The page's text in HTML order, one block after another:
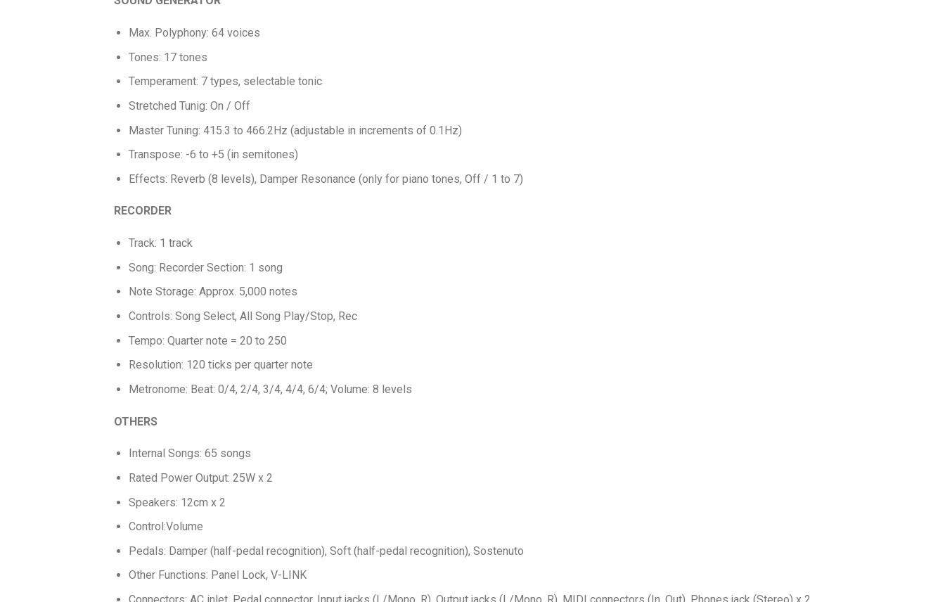
Max. Polyphony: 64 voices
Tones: 17 tones
Temperament: 7 types, selectable tonic
Stretched Tunig: On / Off
Master Tuning: 415.3 to 466.2Hz (adjustable in increments of 0.1Hz)
Transpose: -6 to +5 (in semitones)
Effects: Reverb (8 levels), Damper Resonance (only for piano tones, Off / 1 to 7)
RECORDER
Track: 1 track
Song: Recorder Section: 1 song
Note Storage: Approx. 5,000 notes
Controls: Song Select, All Song Play/Stop, Rec
Tempo: Quarter note = 20 to 250
Resolution: 120 ticks per quarter note
Metronome: Beat: 0/4, 2/4, 3/4, 4/4, 6/4; Volume: 8 levels
OTHERS
Internal Songs: 65 songs
Rated Power Output: 25W x 2
Speakers: 12cm x 2
Control:Volume
Pedals: Damper (half-pedal recognition), Soft (half-pedal recognition), Sostenuto
Other Functions: Panel Lock, V-LINK